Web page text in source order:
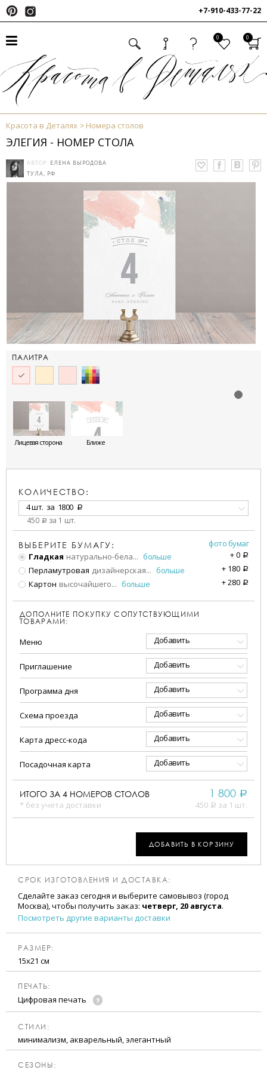
+7-910-433-77-22
0 0
Красота в Деталях Номера столов
ЭЛЕГИЯ - НОМЕР СТОЛА
АВТОР: ЕЛЕНА ВЫРОДОВА
ТУЛА, РФ
ПАЛИТРА
Лицевая сторона Ближе
КОЛИЧЕСТВО:
4 шт. за 1800 a
450 a за 1 шт.
ВЫБЕРИТЕ БУМАГУ:
фото бумаг
Гладкая натурально-бела... больше +0 a
Перламутровая дизайнерская... больше + 180 a
Картон высочайшего... больше +280 a
ДОПОЛНИТЕ ПОКУПКУ СОПУТСТВУЮЩИМИ
ТОВАРАМИ:
Меню Добавить
Приглашение Добавить
Программа дня Добавить
Схема проезда Добавить
Карта дресс-кода Добавить
Посадочная карта Добавить
ИТОГО ЗА 4 НОМЕРОВ СТОЛОВ
* без учета доставки
1 800 a
450 a за 1 шт.
ДОБАВИТЬ В КОРЗИНУ
СРОК ИЗГОТОВЛЕНИЯ И ДОСТАВКА:
Сделайте заказ сегодня и выберите самовывоз (город
Москва), чтобы получить заказ: четверг, 20 августа.
Посмотреть другие варианты доставки
РАЗМЕР:
15х21 см
ПЕЧАТЬ:
Цифровая печать
CТИЛИ:
минимализм, акварельный, элегантный
CЕЗОНЫ: